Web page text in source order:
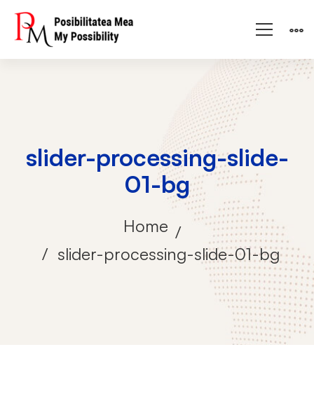
slider-processing-slide-
01-bg
Home
slider-processing-slide-01-bg